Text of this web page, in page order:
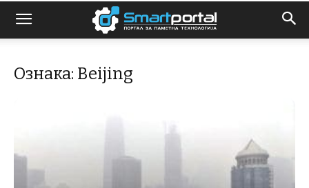
Ознака: Beijing